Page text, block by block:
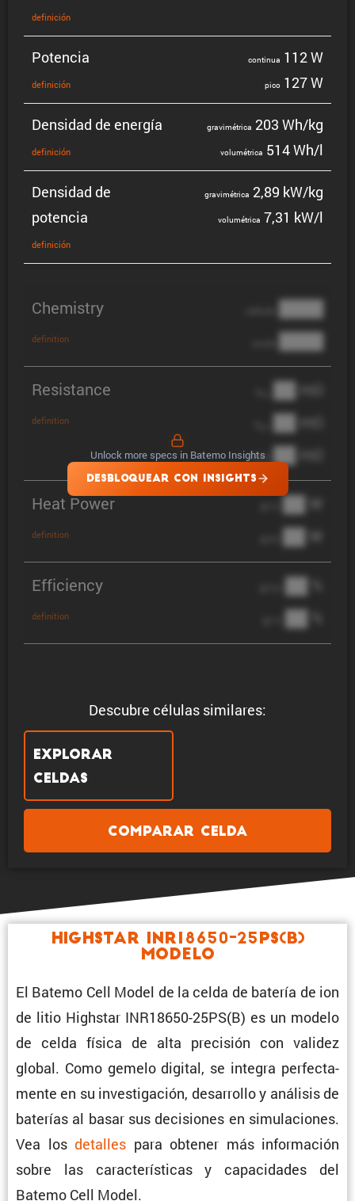
Descubre células similares:
Explorar
celdas
Comparar celda
defini­ción
Potencia
defini­ción
continua 112 W
pico 127 W
Densidad de energía
defini­ción
gravi­mé­trica 203 Wh/kg
volumé­trica 514 Wh/l
Densidad de
potencia
defini­ción
gravi­mé­trica 2,89 kW/kg
volumé­trica 7,31 kW/l
Chemistry
definition
████
████
Resistance
definition
██ mΩ
██ mΩ
DCIR ██ mΩ
Heat Power
definition
██ W
██ W
Efficiency
definition
██ %
██ %
Unlock more specs in Batemo Insights
DESBLOQUEAR CON INSIGHTS
Highstar INR18650-25PS(B)
Modelo
El Batemo Cell Model de la celda de batería de ion
de litio Highstar INR18650-25PS(B) es un modelo
de celda física de alta preci­sión con validez
global. Como gemelo digital, se integra perfec­ta­
mente en su inves­ti­ga­ción, desarrollo y análisis de
baterías al basar sus decisiones en simula­ciones.
Vea los detalles para obtener más infor­ma­ción
sobre las carac­te­rís­ticas y capaci­dades del
Batemo Cell Model.